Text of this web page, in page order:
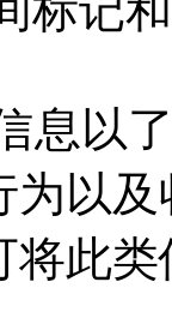
息以
为以
将此